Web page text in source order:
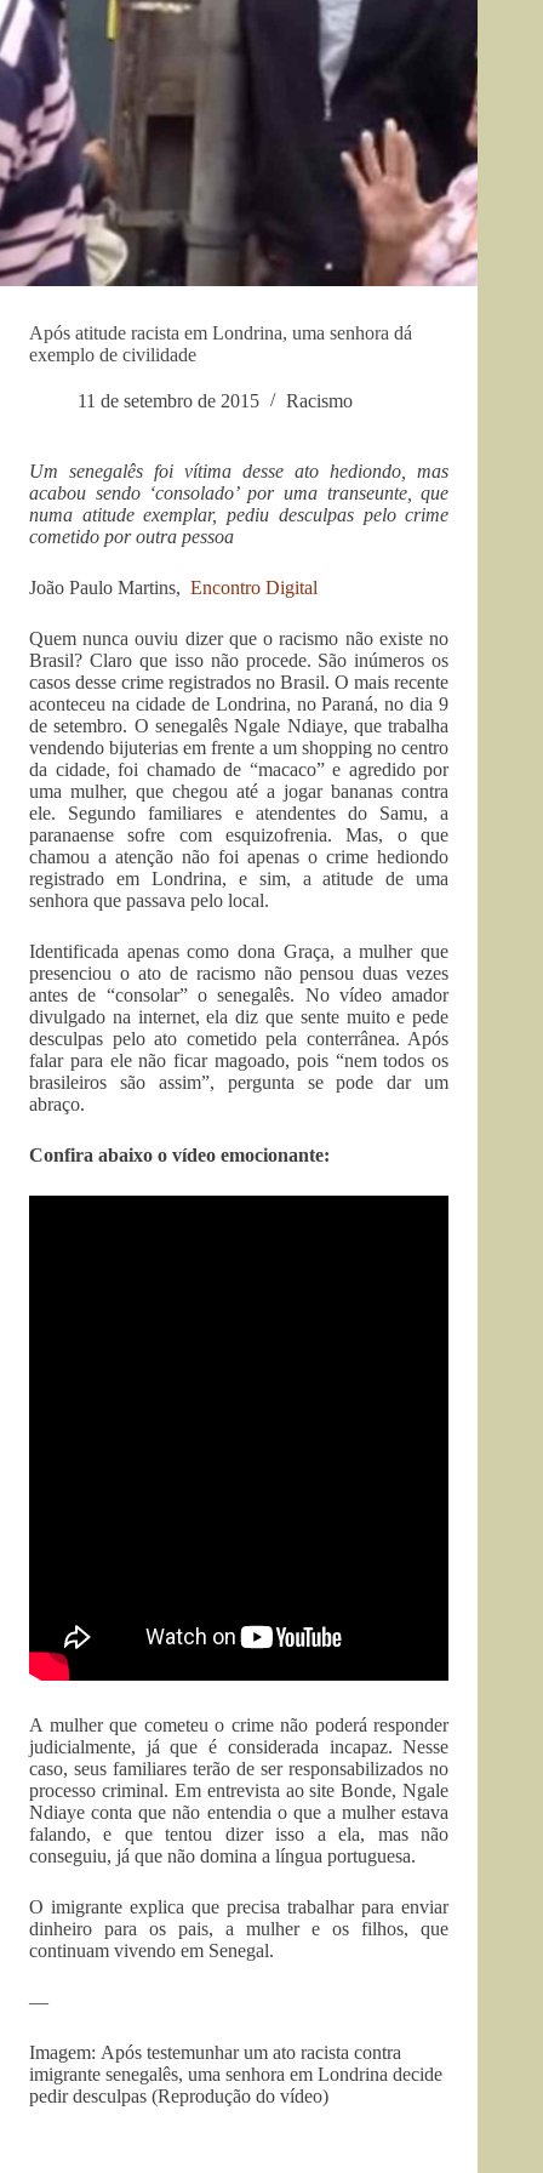
Após atitude racista em Londrina, uma senhora dá
exemplo de civilidade
11 de setembro de 2015 Racismo
Um senegalês foi vítima desse ato hediondo, mas
acabou sendo ‘consolado’ por uma transeunte, que
numa atitude exemplar, pediu desculpas pelo crime
cometido por outra pessoa
João Paulo Martins, Encontro Digital
Quem nunca ouviu dizer que o racismo não existe no
Brasil? Claro que isso não procede. São inúmeros os
casos desse crime registrados no Brasil. O mais recente
aconteceu na cidade de Londrina, no Paraná, no dia 9
de setembro. O senegalês Ngale Ndiaye, que trabalha
vendendo bijuterias em frente a um shopping no centro
da cidade, foi chamado de “macaco” e agredido por
uma mulher, que chegou até a jogar bananas contra
ele. Segundo familiares e atendentes do Samu, a
paranaense sofre com esquizofrenia. Mas, o que
chamou a atenção não foi apenas o crime hediondo
registrado em Londrina, e sim, a atitude de uma
senhora que passava pelo local.
Identificada apenas como dona Graça, a mulher que
presenciou o ato de racismo não pensou duas vezes
antes de “consolar” o senegalês. No vídeo amador
divulgado na internet, ela diz que sente muito e pede
desculpas pelo ato cometido pela conterrânea. Após
falar para ele não ficar magoado, pois “nem todos os
brasileiros são assim”, pergunta se pode dar um
abraço.
Confira abaixo o vídeo emocionante:
A mulher que cometeu o crime não poderá responder
judicialmente, já que é considerada incapaz. Nesse
caso, seus familiares terão de ser responsabilizados no
processo criminal. Em entrevista ao site Bonde, Ngale
Ndiaye conta que não entendia o que a mulher estava
falando, e que tentou dizer isso a ela, mas não
conseguiu, já que não domina a língua portuguesa.
O imigrante explica que precisa trabalhar para enviar
dinheiro para os pais, a mulher e os filhos, que
continuam vivendo em Senegal.
—
Imagem: Após testemunhar um ato racista contra
imigrante senegalês, uma senhora em Londrina decide
pedir desculpas (Reprodução do vídeo)